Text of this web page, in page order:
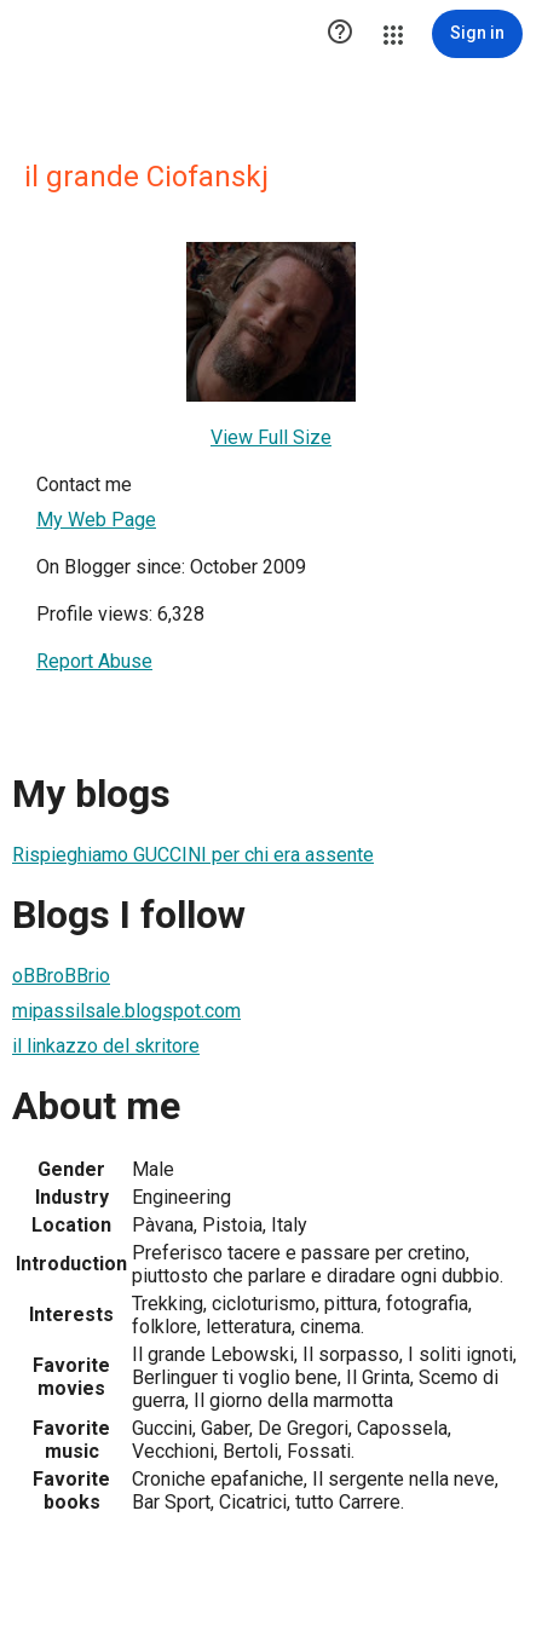
 Sign in
il grande Ciofanskj
View Full Size
Contact me
My Web Page
On Blogger since: October 2009
Profile views: 6,328
Report Abuse
My blogs
Rispieghiamo GUCCINI per chi era assente
Blogs I follow
oBBroBBrio
mipassilsale.blogspot.com
il linkazzo del skritore
About me
Gender
Male
Industry
Engineering
Location
Pàvana, Pistoia, Italy
Introduction Preferisco tacere e passare per cretino,
piuttosto che parlare e diradare ogni dubbio.
Interests
Trekking, cicloturismo, pittura, fotografia,
folklore, letteratura, cinema.
Favorite
movies
Il grande Lebowski, Il sorpasso, I soliti ignoti,
Berlinguer ti voglio bene, Il Grinta, Scemo di
guerra, Il giorno della marmotta
Favorite
music
Guccini, Gaber, De Gregori, Capossela,
Vecchioni, Bertoli, Fossati.
Favorite
books
Croniche epafaniche, Il sergente nella neve,
Bar Sport, Cicatrici, tutto Carrere.